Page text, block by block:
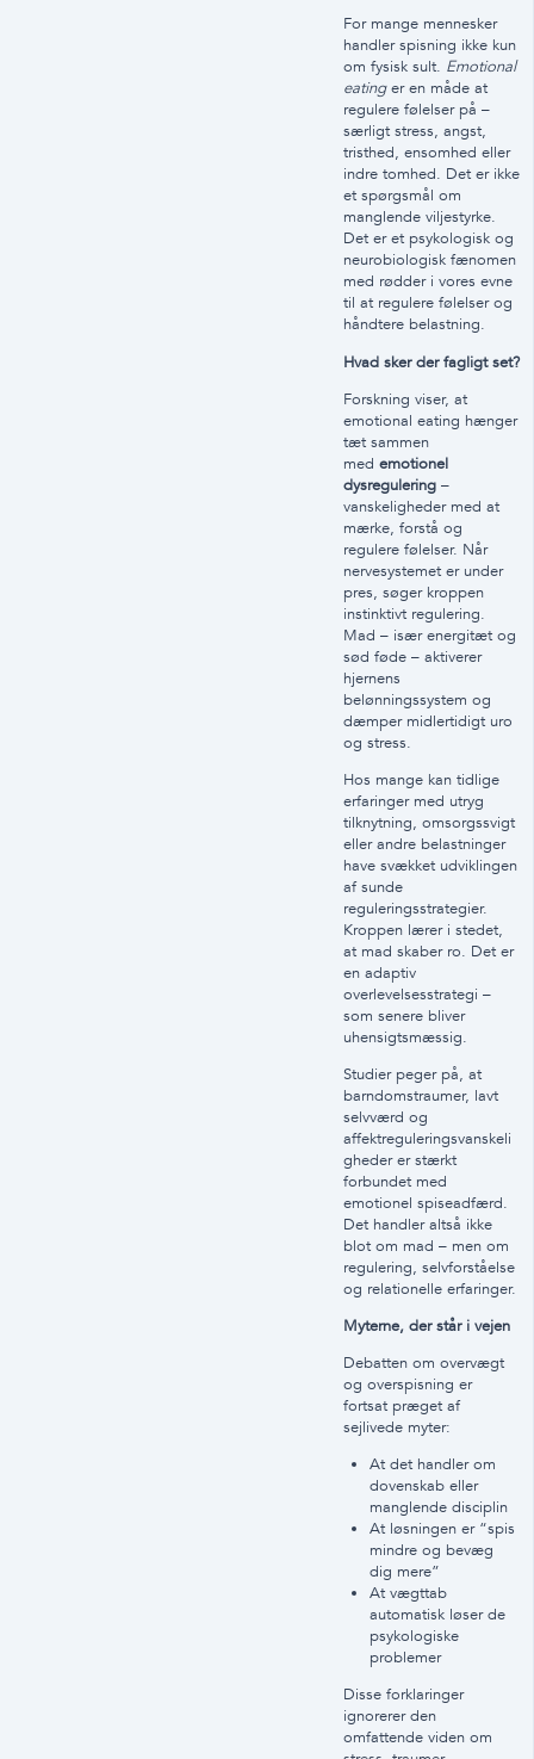
For mange mennesker
handler spisning ikke kun
om fysisk sult. Emotional
eatinger en måde at
regulere følelser på –
særligt stress, angst,
tristhed, ensomhed eller
indre tomhed. Det er ikke
et spørgsmål om
manglende viljestyrke.
Det er et psykologisk og
neurobiologisk fænomen
med rødder i vores evne
til at regulere følelser og
håndtere belastning.
Hvad sker der fagligt set?
Forskning viser, at
emotional eating hænger
tæt sammen
med emotionel
dysregulering –
vanskeligheder med at
mærke, forstå og
regulere følelser. Når
nervesystemet er under
pres, søger kroppen
instinktivt regulering.
Mad – især energitæt og
sød føde – aktiverer
hjernens
belønningssystem og
dæmper midlertidigt uro
og stress.
Hos mange kan tidlige
erfaringer med utryg
tilknytning, omsorgssvigt
eller andre belastninger
have svækket udviklingen
af sunde
reguleringsstrategier.
Kroppen lærer i stedet,
at mad skaber ro. Det er
en adaptiv
overlevelsesstrategi –
som senere bliver
uhensigtsmæssig.
Studier peger på, at
barndomstraumer, lavt
selvværd og
affektreguleringsvanskeli
gheder er stærkt
forbundet med
emotionel spiseadfærd.
Det handler altså ikke
blot om mad – men om
regulering, selvforståelse
og relationelle erfaringer.
Myterne, der står i vejen
Debatten om overvægt
og overspisning er
fortsat præget af
sejlivede myter:
At det handler om
dovenskab eller
manglende disciplin
At løsningen er “spis
mindre og bevæg
dig mere”
At vægttab
automatisk løser de
psykologiske
problemer
Disse forklaringer
ignorerer den
omfattende viden om